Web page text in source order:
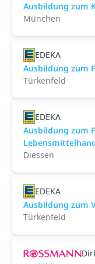
Ausbildung zum
München
EDEKA
Ausbildung zum
Türkenfeld
EDEKA
Ausbildung zum
Diessen
EDEKA
Ausbildung zum
Türkenfeld